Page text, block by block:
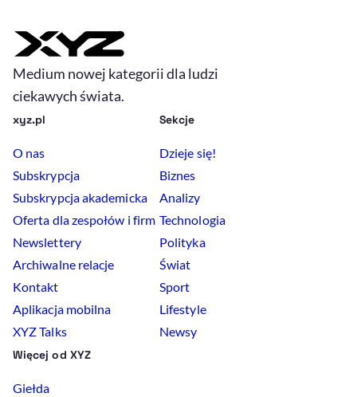
Medium nowej kategorii dla ludzi
ciekawych świata.
xyz.pl
O nas
Subskrypcja
Subskrypcja akademicka
Oferta dla zespołów i firm
Newslettery
Archiwalne relacje
Kontakt
Aplikacja mobilna
XYZ Talks
Sekcje
Dzieje się!
Biznes
Analizy
Technologia
Polityka
Świat
Sport
Lifestyle
Newsy
Więcej od XYZ
Giełda